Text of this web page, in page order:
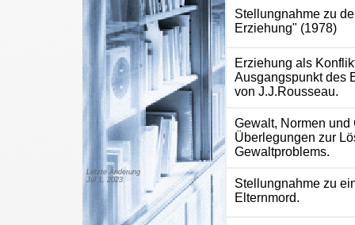
Letzte Änderung
Jul 1, 2023
Stellungnahme zu
Erziehung" (1978)
Erziehung als
Ausgangspunkt des
von J.J.Rousseau.
Gewalt, Normen und
Überlegungen zur
Gewaltproblems.
Stellungnahme zu
Elternmord.